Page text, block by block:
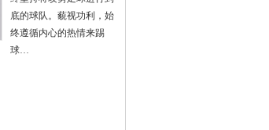
底的球队。藐视功利，始
终遵循内心的热情来踢
球…